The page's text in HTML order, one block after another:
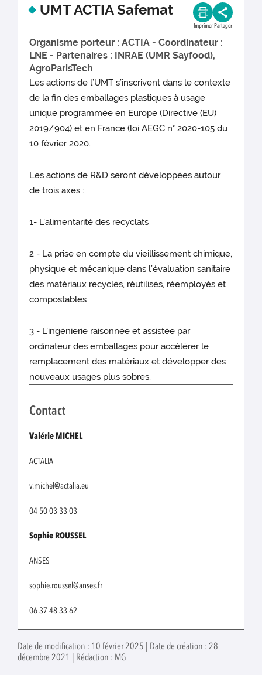
UMT ACTIA Safemat
Imprimer Partager
Organisme porteur : ACTIA - Coordinateur :
LNE - Partenaires : INRAE (UMR Sayfood),
AgroParisTech
Les actions de l’UMT s’inscrivent dans le contexte
de la fin des emballages plastiques à usage
unique programmée en Europe (Directive (EU)
2019/904) et en France (loi AEGC n° 2020-105 du
10 février 2020.
Les actions de R&D seront développées autour
de trois axes :
1- L'alimentarité des recyclats
2 - La prise en compte du vieillissement chimique,
physique et mécanique dans l’évaluation sanitaire
des matériaux recyclés, réutilisés, réemployés et
compostables
3 - L'ingénierie raisonnée et assistée par
ordinateur des emballages pour accélérer le
remplacement des matériaux et développer des
nouveaux usages plus sobres.
Contact
Valérie MICHEL
ACTALIA
v.michel@actalia.eu
04 50 03 33 03
Sophie ROUSSEL
ANSES
sophie.roussel@anses.fr
06 37 48 33 62
Date de modification : 10 février 2025 | Date de création : 28
décembre 2021 | Rédaction : MG